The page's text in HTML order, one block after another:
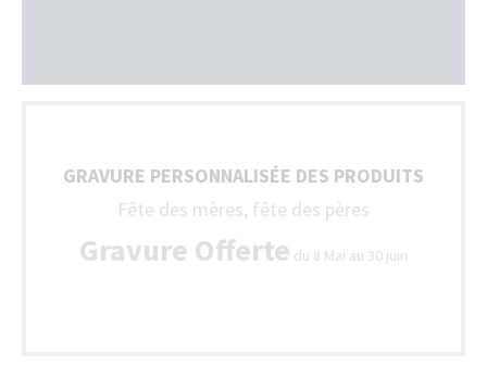
GRAVURE PERSONNALISÉE DES PRODUITS
Fête des mères, fête des pères
Gravure Offerte du 8 Mai au 30 juin